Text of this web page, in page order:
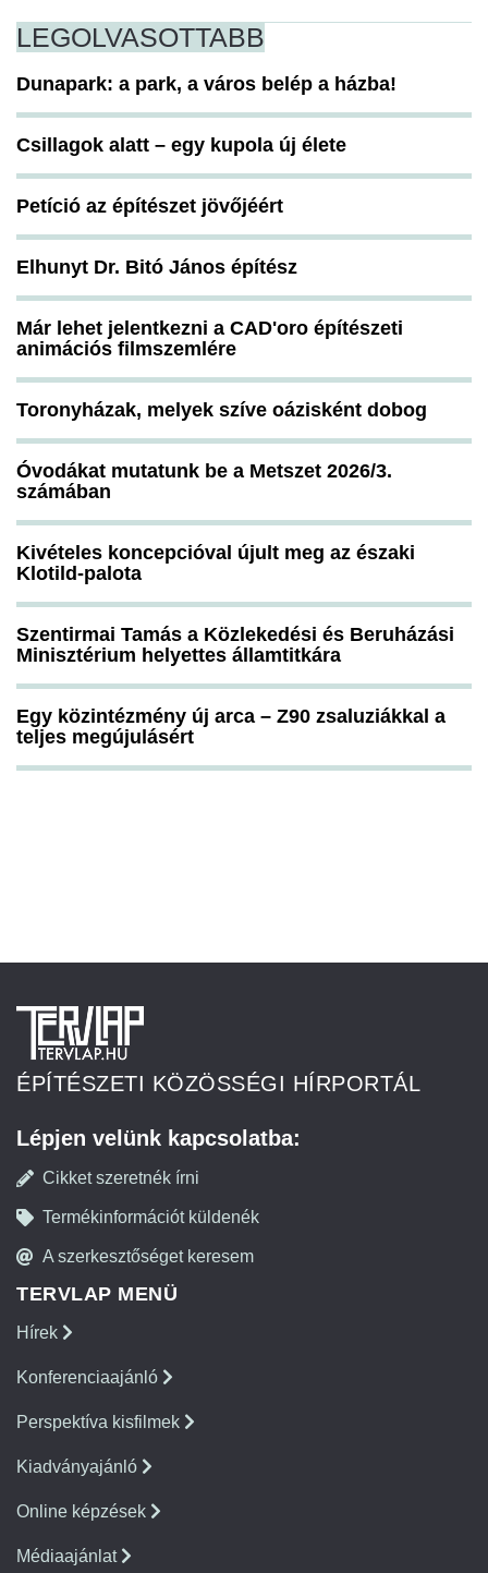
LEGOLVASOTTABB
Dunapark: a park, a város belép a házba!
Csillagok alatt – egy kupola új élete
Petíció az építészet jövőjéért
Elhunyt Dr. Bitó János építész
Már lehet jelentkezni a CAD'oro építészeti
animációs filmszemlére
Toronyházak, melyek szíve oázisként dobog
Óvodákat mutatunk be a Metszet 2026/3.
számában
Kivételes koncepcióval újult meg az északi
Klotild-palota
Szentirmai Tamás a Közlekedési és Beruházási
Minisztérium helyettes államtitkára
Egy közintézmény új arca – Z90 zsaluziákkal a
teljes megújulásért
ÉPÍTÉSZETI KÖZÖSSÉGI HÍRPORTÁL
Lépjen velünk kapcsolatba:
Cikket szeretnék írni
Termékinformációt küldenék
A szerkesztőséget keresem
TERVLAP MENÜ
Hírek
Konferenciaajánló
Perspektíva kisfilmek
Kiadványajánló
Online képzések
Médiaajánlat